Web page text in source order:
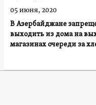
В Азербайджане
выходить из дома на
магазинах очереди за
05 июня, 2020